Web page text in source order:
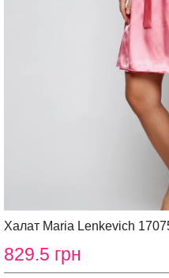
Халат Maria Lenkevich
829.5 грн